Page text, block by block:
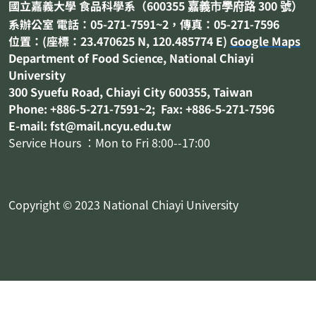
國立嘉義大學 食品科學系（600355 嘉義市學府路300 號）
系辦公室 電話：05-271-7591~2，傳真：05-271-7596
位置：(座標：23.470625 N, 120.485774 E) Google Maps
Department ofFood Science, National Chiayi
University
300 Syuefu Road, Chiayi City 600355, Taiwan
Phone: +886-5-271-7591~2; Fax: +886-5-271-7596
E-mail: fst@mail.ncyu.edu.tw
Service Hours ：Mon to Fri 8:00--17:00
Copyright © 2023 National Chiayi University